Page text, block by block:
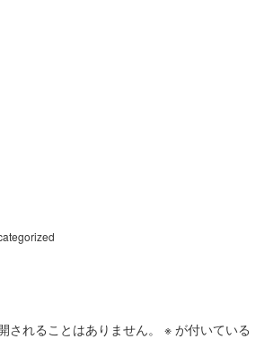
されることはありません。 ※ が付いている